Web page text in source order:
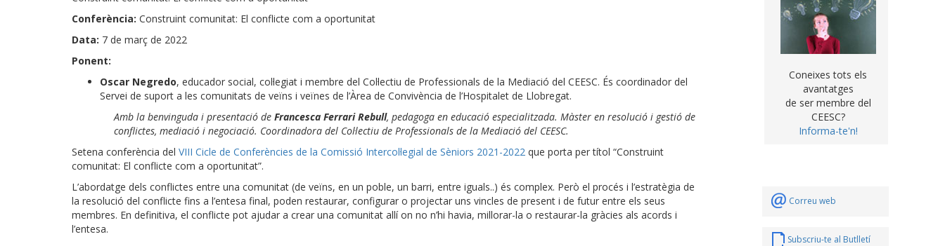
Conferència: Construint comunitat: El conflicte com a oportunitat
Data: 7 de març de 2022
Ponent:
Oscar Negredo, educador social, col·legiat i membre del Col·lectiu de Professionals de la Mediació del CEESC. És coordinador del
Servei de suport a les comunitats de veïns i veïnes de l’Àrea de Convivència de l’Hospitalet de Llobregat.
Amb la benvinguda i presentació de Francesca Ferrari Rebull, pedagoga en educació especialitzada. Màster en resolució i gestió de
conflictes, mediació i negociació. Coordinadora del Col·lectiu de Professionals de la Mediació del CEESC.
Setena conferència del VIII Cicle de Conferències de la Comissió Intercol·legial de Sèniors 2021-2022 que porta per títol “Construint
comunitat: El conflicte com a oportunitat”.
L’abordatge dels conflictes entre una comunitat (de veïns, en un poble, un barri, entre iguals..) és complex. Però el procés i l’estratègia de
la resolució del conflicte fins a l’entesa final, poden restaurar, configurar o projectar uns vincles de present i de futur entre els seus
membres. En definitiva, el conflicte pot ajudar a crear una comunitat allí on no n’hi havia, millorar-la o restaurar-la gràcies als acords i
l’entesa.
Coneixes tots els
avantatges
de ser membre del
CEESC?
Informa-te'n!
Correu web
Subscriu-te al Butlletí